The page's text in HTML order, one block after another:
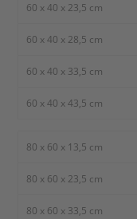
60 x 40 x 23,5 cm
60 x 40 x 28,5 cm
60 x 40 x 33,5 cm
60 x 40 x 43,5 cm
80 x 60 x 13,5 cm
80 x 60 x 23,5 cm
80 x 60 x 33,5 cm